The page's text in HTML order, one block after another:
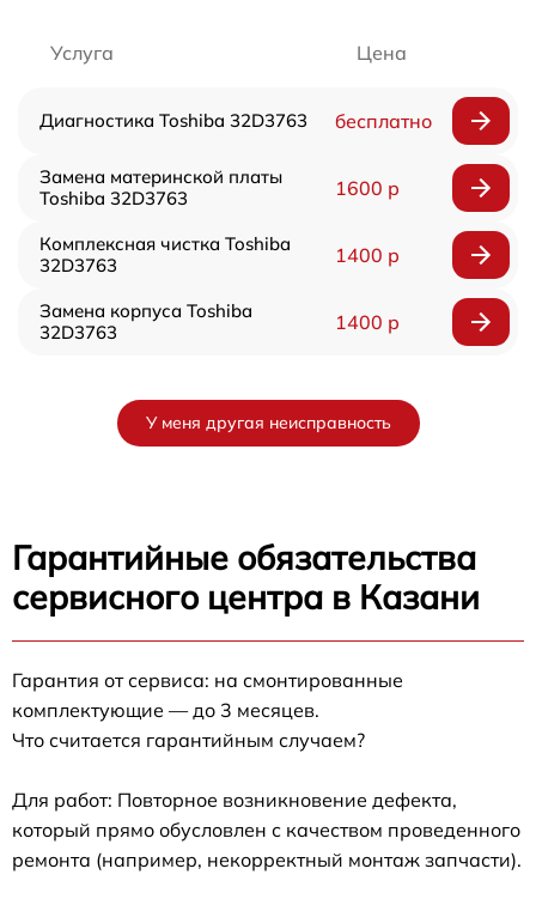
Услуга Цена
Диагностика Toshiba 32D3763 бесплатно
Замена материнской платы
Toshiba 32D3763
1600 р
Комплексная чистка Toshiba
32D3763
1400 р
Замена корпуса Toshiba
32D3763
1400 р
У меня другая неисправность
Гарантийные обязательства
сервисного центра в Казани
Гарантия от сервиса: на смонтированные
комплектующие — до 3 месяцев.
Что считается гарантийным случаем?
Для работ: Повторное возникновение дефекта,
который прямо обусловлен с качеством проведенного
ремонта (например, некорректный монтаж запчасти).